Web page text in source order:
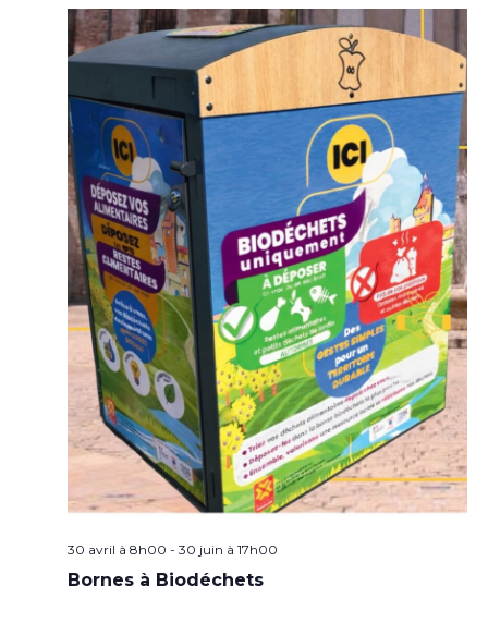
30 avril à 8h00 - 30 juin à 17h00
Bornes à Biodéchets